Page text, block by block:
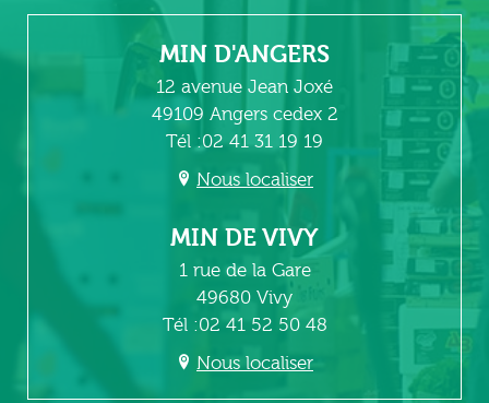
MIN D'ANGERS
12 avenue Jean Joxé
49109 Angers cedex 2
Tél :02 41 31 19 19
Nous localiser
MIN DE VIVY
1 rue de la Gare
49680 Vivy
Tél :02 41 52 50 48
Nous localiser